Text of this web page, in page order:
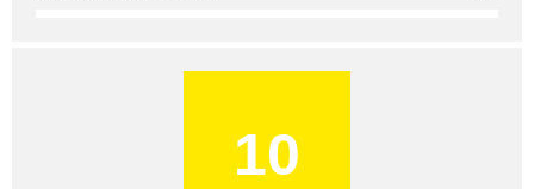
10